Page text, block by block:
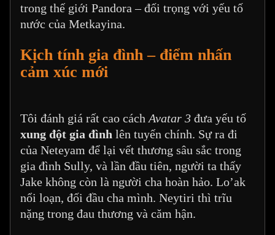
trong thế giới Pandora – đối trọng với yếu tố
nước của Metkayina.
Kịch tính gia đình – điểm nhấn
cảm xúc mới
Tôi đánh giá rất cao cách Avatar 3 đưa yếu tố
xung đột gia đình lên tuyến chính. Sự ra đi
của Neteyam để lại vết thương sâu sắc trong
gia đình Sully, và lần đầu tiên, người ta thấy
Jake không còn là người cha hoàn hảo. Lo’ak
nổi loạn, đối đầu cha mình. Neytiri thì trĩu
nặng trong đau thương và căm hận.